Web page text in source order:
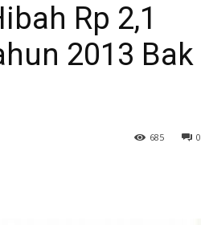
Rp 2,1
2013 Bak
0
685